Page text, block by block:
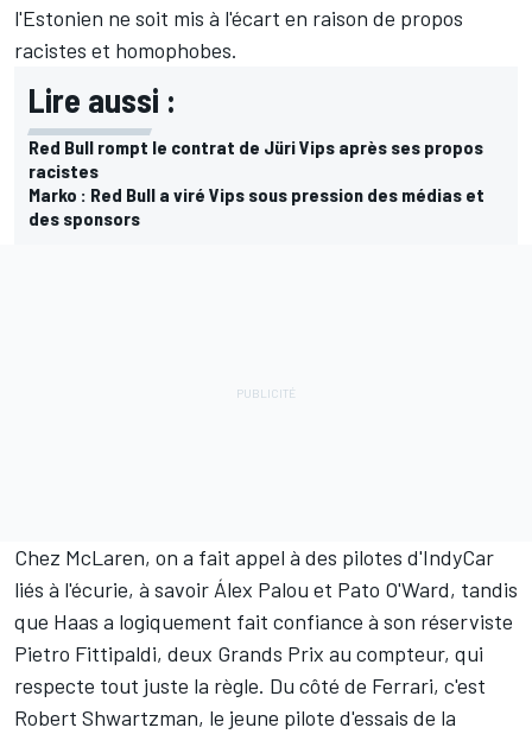
l'Estonien ne soit mis à l'écart en raison de propos
racistes et homophobes.
Lire aussi :
Red Bull rompt le contrat de Jüri Vips après ses propos
racistes
Marko : Red Bull a viré Vips sous pression des médias et
des sponsors
Chez McLaren, on a fait appel à des pilotes d'IndyCar
liés à l'écurie, à savoir Álex Palou et Pato O'Ward, tandis
que Haas a logiquement fait confiance à son réserviste
Pietro Fittipaldi, deux Grands Prix au compteur, qui
respecte tout juste la règle. Du côté de Ferrari, c'est
Robert Shwartzman, le jeune pilote d'essais de la